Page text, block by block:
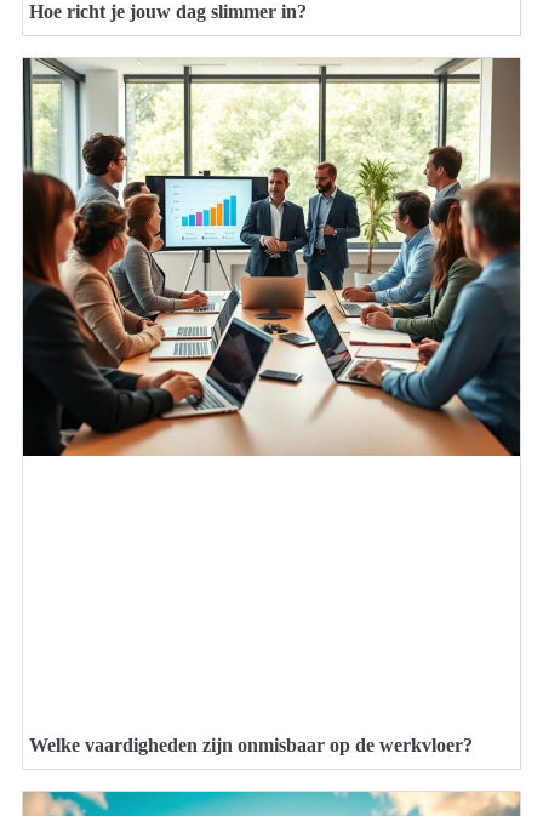
Hoe richt je jouw dag slimmer in?
Welke vaardigheden zijn onmisbaar op de werkvloer?